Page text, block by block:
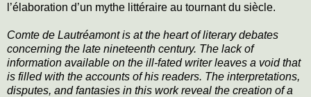
l’élaboration d’un mythe littéraire au tournant du siècle.
Comte de Lautréamont is at the heart of literary debates
concerning the late nineteenth century. The lack of
information available on the ill-fated writer leaves a void that
is filled with the accounts of his readers. The interpretations,
disputes, and fantasies in this work reveal the creation of a